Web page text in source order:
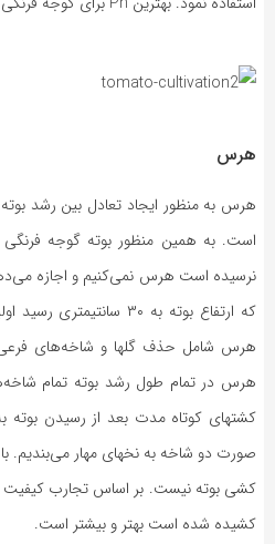
هرس
هرس به منظور ایجاد تعادل بین رشد
نرسیده است هرس نمی‌کنیم و اجازه
که ارتفاع بوته به ۳۰
هرس شامل حذف گلها و شاخه‌های
هرس در تمام طول رشد بوته تمام
صورت دو شاخه به نخهای مهار می‌بندیم. با
کشی بوته نیست. بر اساس تجارب کیفیت
کشیده شده است بهتر و بیشتر است.